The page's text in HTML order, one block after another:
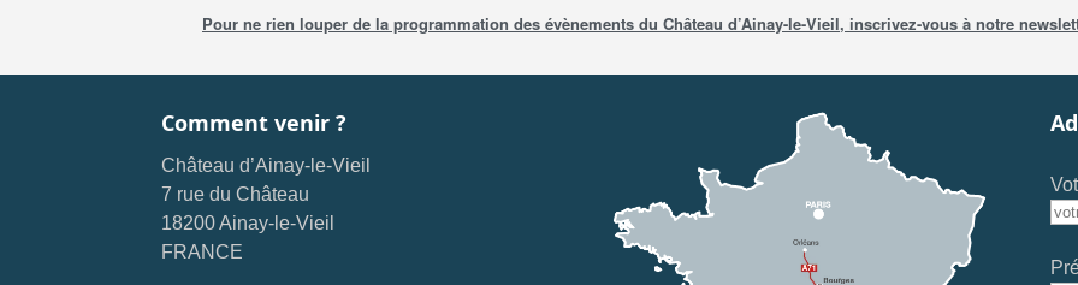
Pour ne rien louper de la programmation des évènements du Château d’Ainay-le-Vieil, inscrivez-vous à notre
Comment venir ?
Château d’Ainay-le-Vieil
7 rue du Château
18200 Ainay-le-Vieil
FRANCE